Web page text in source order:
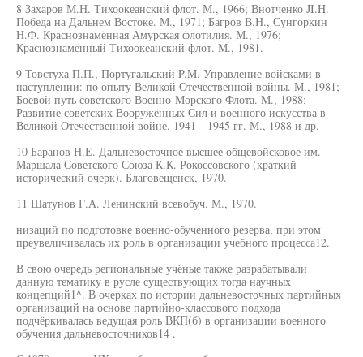
8 Захаров М.Н. Тихоокеанский флот. М., 1966; Внотченко JI.H.
Победа на Дальнем Востоке. М., 1971; Багров В.Н., Сунгоркин
Н.Ф. Краснознамённая Амурская флотилия. М., 1976;
Краснознамённый Тихоокеанский флот. М., 1981.
9 Товстуха П.П., Португальский P.M. Управление войсками в
наступлении: по опыту Великой Отечественной войны. М., 1981;
Боевой путь советского Военно-Морского Флота. М., 1988;
Развитие советских Вооружённых Сил и военного искусства в
Великой Отечественной войне. 1941—1945 гг. М., 1988 и др.
10 Баранов Н.Е. Дальневосточное высшее общевойсковое им.
Маршала Советского Союза К.К. Рокоссовского (краткий
исторический очерк). Благовещенск, 1970.
11 Шатунов Г.А. Ленинский всевобуч. М., 1970.
низаций по подготовке военно-обученного резерва, при этом
преувеличивалась их роль в организации учебного процесса12.
В свою очередь региональные учёные также разрабатывали
данную тематику в русле существующих тогда научных
концепций1^. В очерках по истории дальневосточных партийных
организаций на основе партийно-классового подхода
подчёркивалась ведущая роль ВКП(б) в организации военного
обучения дальневосточников14 .